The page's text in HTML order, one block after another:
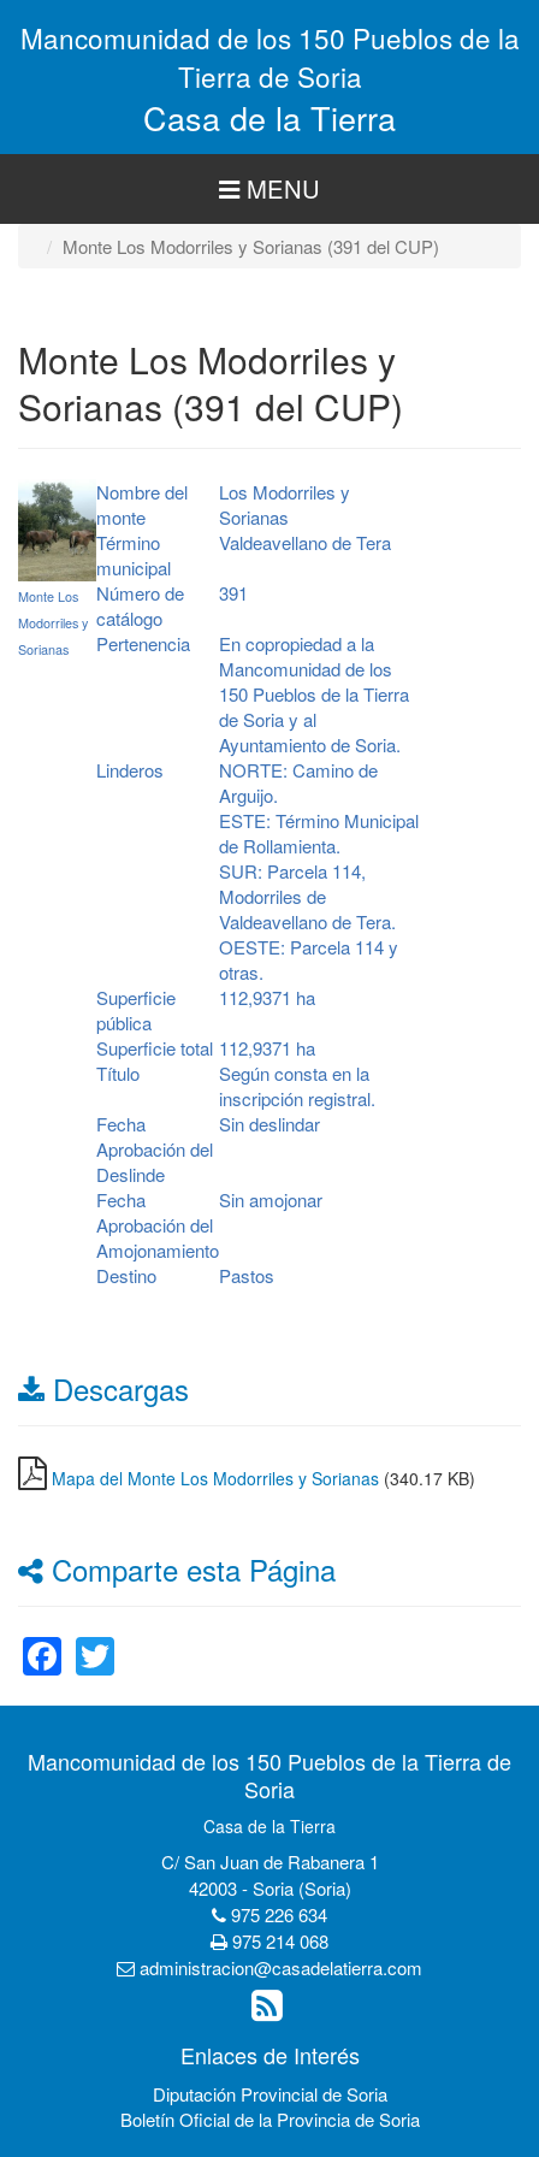
Mancomunidad de los 150 Pueblos de la
Tierra de Soria
Casa de la Tierra
MENU
Monte Los Modorriles y Sorianas (391 del CUP)
Monte Los Modorriles y
Sorianas (391 del CUP)
Monte Los
Modorriles y
Sorianas
Nombre del
monte
Los Modorriles y
Sorianas
Término
municipal
Valdeavellano de Tera
Número de
catálogo
391
Pertenencia
En copropiedad a la
Mancomunidad de los
150 Pueblos de la Tierra
de Soria y al
Ayuntamiento de Soria.
Linderos
NORTE: Camino de
Arguijo.
ESTE: Término Municipal
de Rollamienta.
SUR: Parcela 114,
Modorriles de
Valdeavellano de Tera.
OESTE: Parcela 114 y
otras.
Superficie
pública
112,9371 ha
Superficie total 112,9371 ha
Título
Según consta en la
inscripción registral.
Fecha
Aprobación del
Deslinde
Sin deslindar
Fecha
Aprobación del
Amojonamiento
Sin amojonar
Destino Pastos
Descargas
Mapa del Monte Los Modorriles y Sorianas (340.17 KB)
Comparte esta Página
Facebook
Mancomunidad de los 150 Pueblos de la Tierra de
Soria
Casa de la Tierra
C/ San Juan de Rabanera 1
42003 - Soria (Soria)
975 226 634
975 214 068
administracion@casadelatierra.com
Enlaces de Interés
Diputación Provincial de Soria
Boletín Oficial de la Provincia de Soria